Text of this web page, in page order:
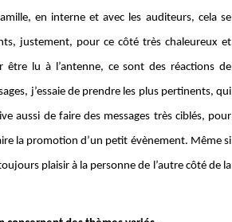
en interne et avec les auditeurs, cela se
justement, pour ce côté très chaleureux et
être lu à l’antenne, ce sont des réactions de
j’essaie de prendre les plus pertinents, qui
aussi de faire des messages très ciblés, pour
la promotion d’un petit évènement. Même si
plaisir à la personne de l’autre côté de la